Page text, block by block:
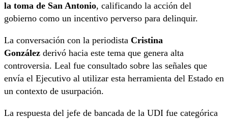
la toma de San Antonio, calificando la acción del
gobierno como un incentivo perverso para delinquir.
La conversación con la periodista Cristina
González derivó hacia este tema que genera alta
controversia. Leal fue consultado sobre las señales que
envía el Ejecutivo al utilizar esta herramienta del Estado en
un contexto de usurpación.
La respuesta del jefe de bancada de la UDI fue categórica